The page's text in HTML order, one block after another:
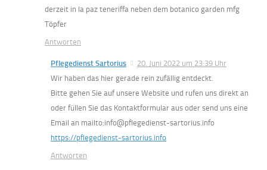
derzeit in la paz teneriffa neben dem botanico garden mfg
Töpfer
Antworten
Pflegedienst Sartorius
20. Juni 2022 um 23:39 Uhr
Wir haben das hier gerade rein zufällig entdeckt.
Bitte gehen Sie auf unsere Website und rufen uns direkt an
oder füllen Sie das Kontaktformular aus oder send uns eine
Email an mailto:info@pflegedienst-sartorius.info
https://pflegedienst-sartorius.info
Antworten